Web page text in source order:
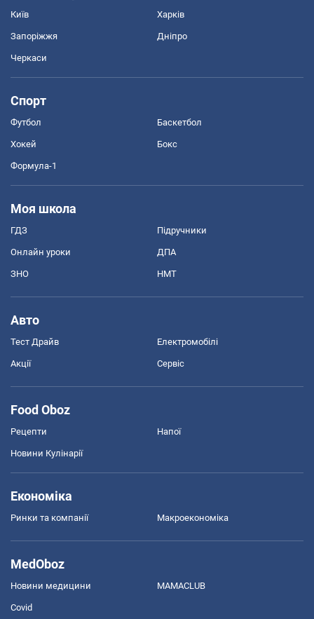
Київ Харків
Запоріжжя Дніпро
Черкаси
Спорт
Футбол Баскетбол
Хокей Бокс
Формула-1
Моя школа
ГДЗ Підручники
Онлайн уроки ДПА
ЗНО НМТ
Авто
Тест Драйв Електромобілі
Акції Сервіс
Food Oboz
Рецепти Напої
Новини Кулінарії
Економіка
Ринки та компанії Макроекономіка
MedOboz
Новини медицини MAMACLUB
Covid